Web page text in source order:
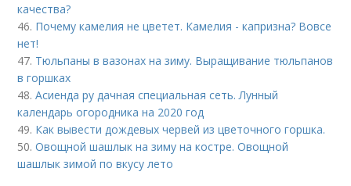
качества?
46. Почему камелия не цветет. Камелия - капризна? Вовсе
нет!
47. Тюльпаны в вазонах на зиму. Выращивание тюльпанов
в горшках
48.Асиенда ру дачная специальная сеть. Лунный
календарь огородника на 2020 год
49. Как вывести дождевых червей из цветочного горшка.
50.Овощной шашлык на зиму на костре. Овощной
шашлык зимой по вкусу лето